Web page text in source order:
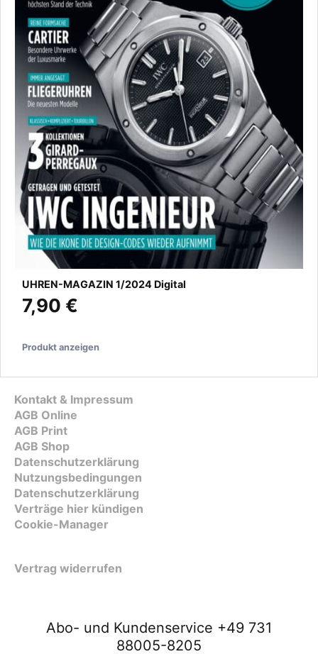
UHREN-MAGAZIN 1/2024 Digital
7,90 €
Produkt anzeigen
Kontakt & Impressum
AGB Online
AGB Print
AGB Shop
Datenschutzerklärung
Nutzungsbedingungen
Datenschutzerklärung
Verträge hier kündigen
Cookie-Manager
Vertrag widerrufen
Abo- und Kundenservice +49 731
88005-8205